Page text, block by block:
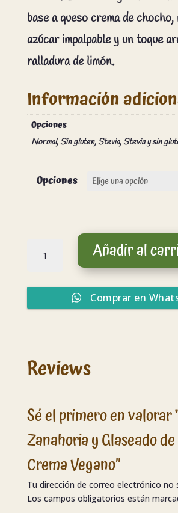
base a queso crema de
azúcar impalpable y un toque
ralladura de limón.
Información
Opciones
Normal, Sin gluten, Stevia, Stevia y sin
Opciones
Glaseado
de
cantidad
Añadir al
Comprar en
Reviews
Sé el primero en valorar
Zanahoria y Glaseado
Crema Vegano”
Tu dirección de correo electrónico no
Los campos obligatorios están